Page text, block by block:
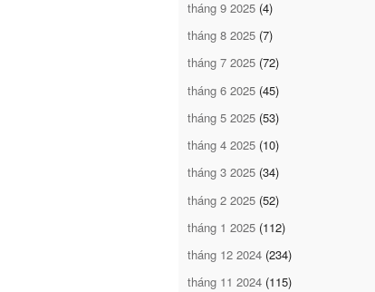
tháng 9 2025 (4)
tháng 8 2025 (7)
tháng 7 2025 (72)
tháng 6 2025 (45)
tháng 5 2025 (53)
tháng 4 2025 (10)
tháng 3 2025 (34)
tháng 2 2025 (52)
tháng 1 2025 (112)
tháng 12 2024 (234)
tháng 11 2024 (115)